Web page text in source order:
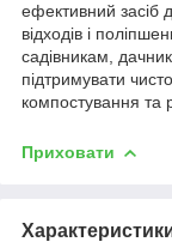
ефективний засіб
відходів і
садівникам,
підтримувати
компостування та
Приховати